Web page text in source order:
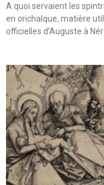
A quoi servaient les
en orichalque, matière
officielles d’Auguste à